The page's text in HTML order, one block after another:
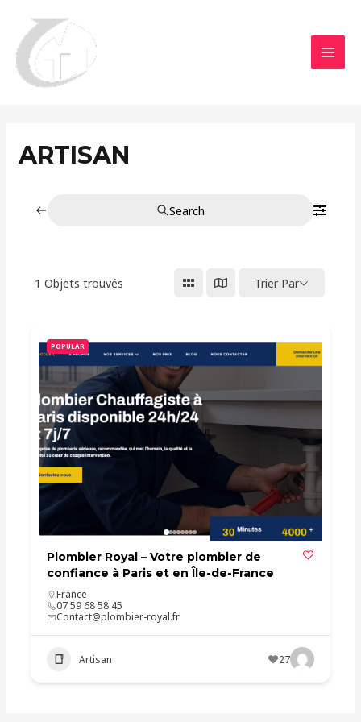
contenu
ARTISAN
Search
1 Objets trouvés Trier Par
POPULAR
Plombier Royal – Votre plombier de
confiance à Paris et en Île-de-France
France
07 59 68 58 45
Contact@plombier-royal.fr
Artisan 27